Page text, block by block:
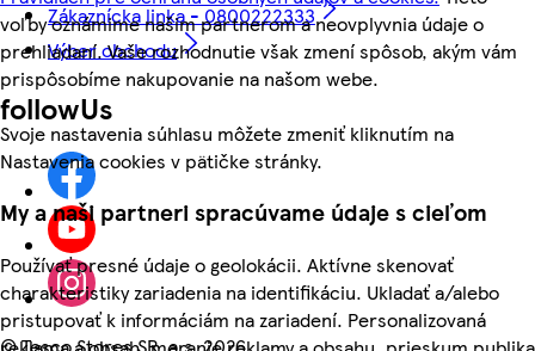
voľby oznámime našim partnerom a neovplyvnia údaje o
prehliadaní. Vaše rozhodnutie však zmení spôsob, akým vám
prispôsobíme nakupovanie na našom webe.
Svoje nastavenia súhlasu môžete zmeniť kliknutím na
Nastavenia cookies v pätičke stránky.
My a naši partneri spracúvame údaje s cieľom
Používať presné údaje o geolokácii. Aktívne skenovať
charakteristiky zariadenia na identifikáciu. Ukladať a/alebo
pristupovať k informáciám na zariadení. Personalizovaná
Zákaznícka linka - 0800222333
Výber obchodu
followUs